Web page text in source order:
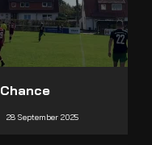
Chance
28 September 2025